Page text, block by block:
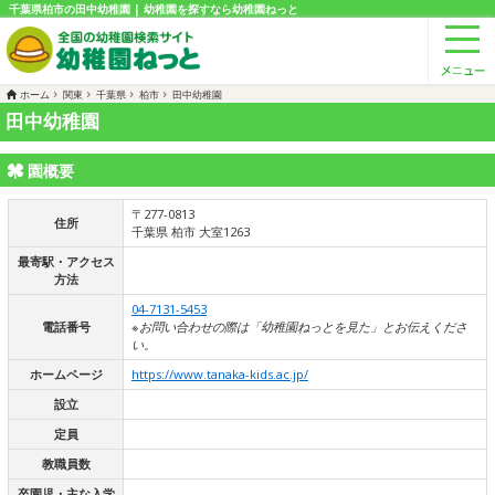
千葉県柏市の田中幼稚園 | 幼稚園を探すなら幼稚園ねっと
ホーム 関東 千葉県 柏市 田中幼稚園
田中幼稚園
園概要
住所
〒277-0813
千葉県 柏市 大室1263
最寄駅・アクセス
方法
電話番号
04-7131-5453
※お問い合わせの際は「幼稚園ねっとを見た」とお伝えくださ
い。
ホームページ
https://www.tanaka-kids.ac.jp/
設立
定員
教職員数